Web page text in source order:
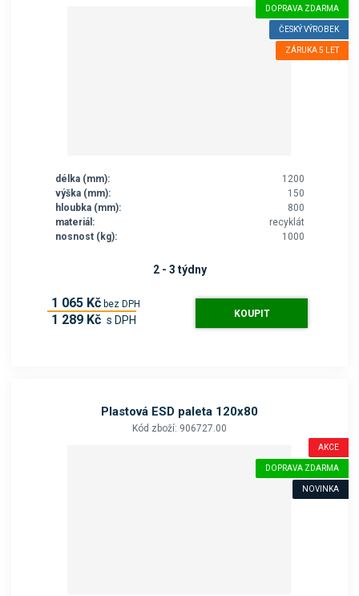
DOPRAVA ZDARMA
ČESKÝ VÝROBEK
ZÁRUKA 5 LET
délka (mm):
1200
výška (mm):
150
hloubka (mm):
800
materiál:
recyklát
nosnost (kg):
1000
2 - 3 týdny
1 065 Kč bez DPH
1 289 Kč s DPH KOUPIT
Plastová ESD paleta 120x80
Kód zboží: 906727.00
AKCE
DOPRAVA ZDARMA
NOVINKA